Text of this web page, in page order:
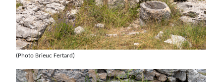
(Photo Brieuc Fertard)